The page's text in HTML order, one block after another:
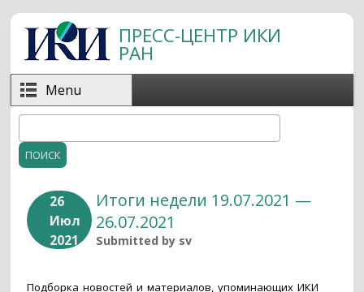
Перейти к основному содержанию
ПРЕСС-ЦЕНТР ИКИ
РАН
Menu
Форма поиска
26
Июл
2021
Итоги недели 19.07.2021 —
26.07.2021
Submitted by sv
Подборка новостей и материалов, упоминающих ИКИ